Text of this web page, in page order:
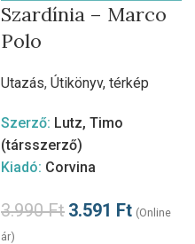
Szardínia – Marco
Polo
Utazás, Útikönyv, térkép
Szerző: Lutz, Timo
(társszerző)
Kiadó: Corvina
3.990Ft 3.591 Ft (Online
ár)